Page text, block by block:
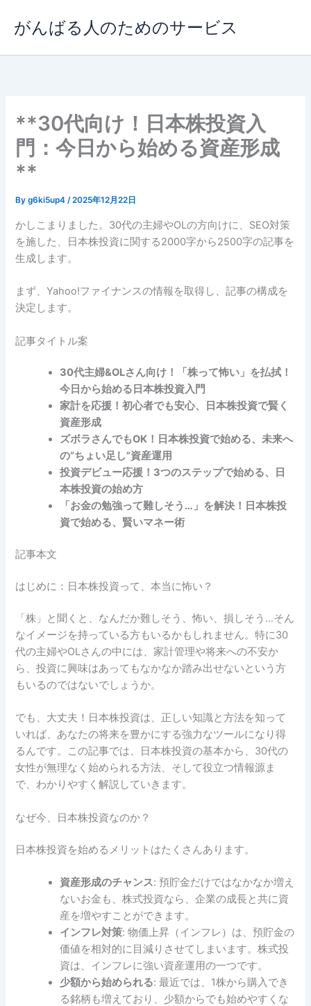
ス
がんばる人のためのサービス
**30代向け！日本株投資入
門：今日から始める資産形成
**
Byg6ki5up4/2025年12月22日
かしこまりました。30代の主婦やOLの方向けに、SEO対策
を施した、日本株投資に関する2000字から2500字の記事を
生成します。
まず、Yahoo!ファイナンスの情報を取得し、記事の構成を
決定します。
記事タイトル案
30代主婦&OLさん向け！「株って怖い」を払拭！
今日から始める日本株投資入門
家計を応援！初心者でも安心、日本株投資で賢く
資産形成
ズボラさんでもOK！日本株投資で始める、未来へ
の”ちょい足し”資産運用
投資デビュー応援！3つのステップで始める、日
本株投資の始め方
「お金の勉強って難しそう…」を解決！日本株投
資で始める、賢いマネー術
記事本文
はじめに：日本株投資って、本当に怖い？
「株」と聞くと、なんだか難しそう、怖い、損しそう…そん
なイメージを持っている方もいるかもしれません。特に30
代の主婦やOLさんの中には、家計管理や将来への不安か
ら、投資に興味はあってもなかなか踏み出せないという方
もいるのではないでしょうか。
でも、大丈夫！日本株投資は、正しい知識と方法を知って
いれば、あなたの将来を豊かにする強力なツールになり得
るんです。この記事では、日本株投資の基本から、30代の
女性が無理なく始められる方法、そして役立つ情報源ま
で、わかりやすく解説していきます。
なぜ今、日本株投資なのか？
日本株投資を始めるメリットはたくさんあります。
資産形成のチャンス: 預貯金だけではなかなか増え
ないお金も、株式投資なら、企業の成長と共に資
産を増やすことができます。
インフレ対策: 物価上昇（インフレ）は、預貯金の
価値を相対的に目減りさせてしまいます。株式投
資は、インフレに強い資産運用の一つです。
少額から始められる: 最近では、1株から購入でき
る銘柄も増えており、少額からでも始めやすくな